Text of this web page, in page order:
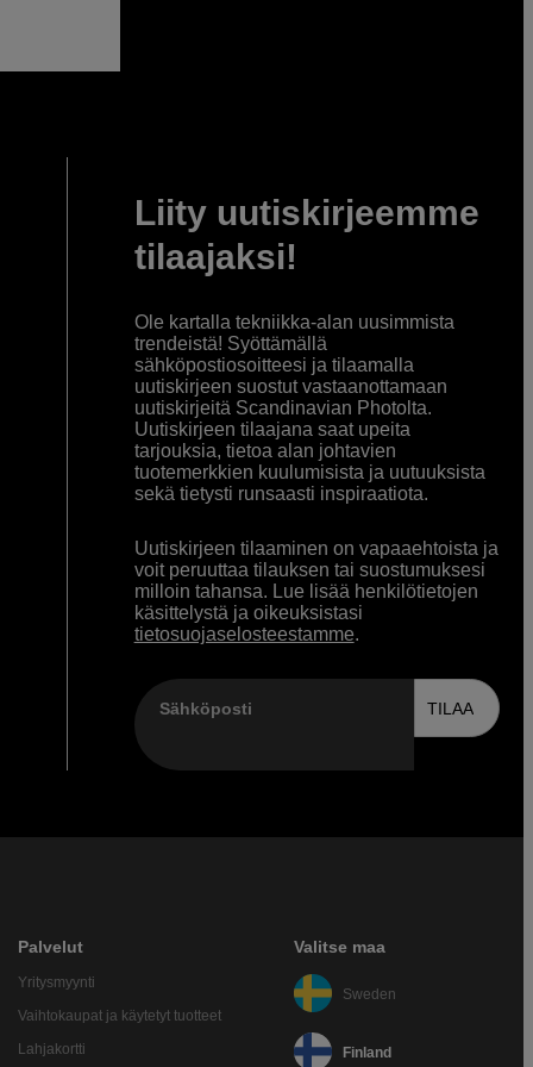
Liity uutiskirjeemme
tilaajaksi!
Ole kartalla tekniikka-alan uusimmista
trendeistä! Syöttämällä
sähköpostiosoitteesi ja tilaamalla
uutiskirjeen suostut vastaanottamaan
uutiskirjeitä Scandinavian Photolta.
Uutiskirjeen tilaajana saat upeita
tarjouksia, tietoa alan johtavien
tuotemerkkien kuulumisista ja uutuuksista
sekä tietysti runsaasti inspiraatiota.
Uutiskirjeen tilaaminen on vapaaehtoista ja
voit peruuttaa tilauksen tai suostumuksesi
milloin tahansa. Lue lisää henkilötietojen
käsittelystä ja oikeuksistasi
tietosuojaselosteestamme.
Sähköposti TILAA
Palvelut
Yritysmyynti
Vaihtokaupat ja käytetyt tuotteet
Lahjakortti
Valitse maa
Sweden
Finland